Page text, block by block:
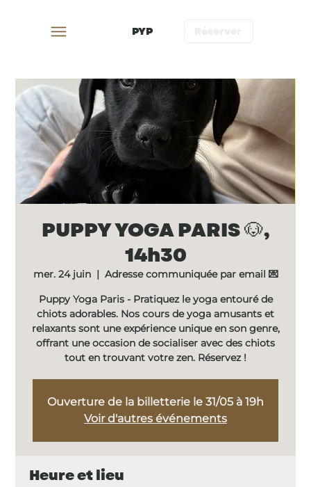
PYP
PUPPY YOGA PARIS 🐶,
14h30
mer. 24 juin
  |
Adresse communiquée par email 💌
Puppy Yoga Paris - Pratiquez le yoga entouré de
chiots adorables. Nos cours de yoga amusants et
relaxants sont une expérience unique en son genre,
offrant une occasion de socialiser avec des chiots
tout en trouvant votre zen. Réservez !
Ouverture de la billetterie le 31/05 à 19h
Voir d'autres événements
Heure et lieu